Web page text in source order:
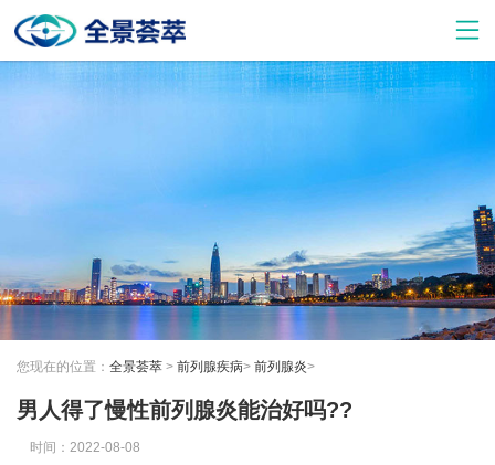
您现在的位置： 全景荟萃 > 前列腺疾病> 前列腺炎>
男人得了慢性前列腺炎能治好吗??
时间：2022-08-08